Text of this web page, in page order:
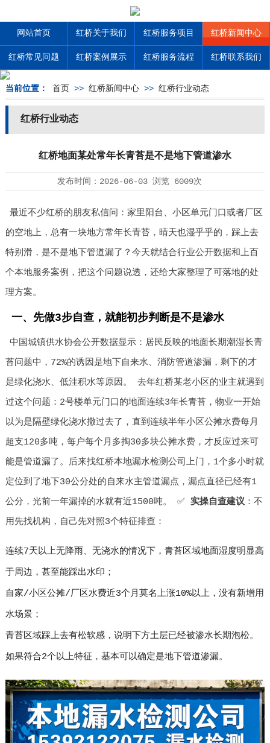
网站首页 红桥关于我们 红桥服务项目 红桥新闻中心
红桥常见问题 红桥案例展示 红桥服务流程 红桥联系我们
当前位置： 首页 >> 红桥新闻中心>> 红桥行业动态
红桥行业动态
红桥地面某处常年长青苔是不是地下管道渗水
发布时间： 2026-06-03浏览 6009次
最近不少红桥的朋友私信问：家里阳台、小区单元门口或者厂区
的空地上，总有一块地方常年长青苔，晴天也湿乎乎的，踩上去
特别滑，是不是地下管道漏了？今天就结合行业公开数据和上百
个本地服务案例，把这个问题说透，还给大家整理了可落地的处
理方案。
一、先做3步自查，就能初步判断是不是渗水
中国城镇供水协会公开数据显示：居民反映的地面长期潮湿长青
苔问题中，72%的诱因是地下自来水、消防管道渗漏，剩下的才
是绿化浇水、低洼积水等原因。 去年红桥某老小区的业主就遇到
过这个问题：2号楼单元门口的地面连续3年长青苔，物业一开始
以为是隔壁绿化浇水撒过去了，直到连续半年小区公摊水费每月
超支120多吨，每户每个月多掏30多块公摊水费，才反应过来可
能是管道漏了。后来找红桥本地漏水检测公司上门，1个多小时就
定位到了地下30公分处的自来水主管道漏点，漏点直径已经有1
公分，光前一年漏掉的水就有近1500吨。 ✅ 实操自查建议：不
用先找机构，自己先对照3个特征排查：
连续7天以上无降雨、无浇水的情况下，青苔区域地面湿度明显高
于周边，甚至能踩出水印；
自家/小区公摊/厂区水费近3个月莫名上涨10%以上，没有新增用
水场景；
青苔区域踩上去有松软感，说明下方土层已经被渗水长期泡松。
如果符合2个以上特征，基本可以确定是地下管道渗漏。